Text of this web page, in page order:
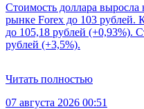
Стоимость доллара
рынке Forex до 103 рублей.
до 105,18 рублей (+0,93%).
рублей (+3,5%).
Читать полностью
07 августа 2026 00:51